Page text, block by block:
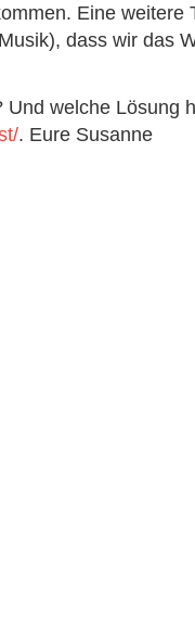
Eine
dass wir das
welche Lösung
. Eure Susanne